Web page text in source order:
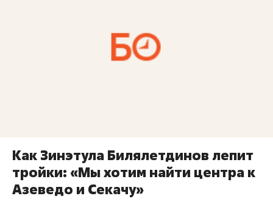
Как Зинэтула Билялетдинов лепит
тройки: «Мы хотим найти центра к
Азеведо и Секачу»